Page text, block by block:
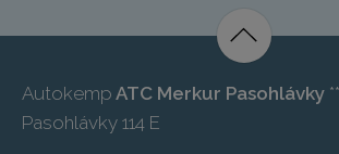
Autokemp ATC Merkur Pasohlávky
Pasohlávky 114 E